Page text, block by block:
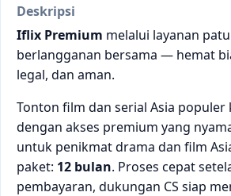
Deskripsi
Iflix Premium melalui layanan
berlangganan bersama — hemat
legal, dan aman.
Tonton film dan serial Asia populer
dengan akses premium yang
untuk penikmat drama dan film
paket: 12 bulan. Proses cepat
pembayaran, dukungan CS siap